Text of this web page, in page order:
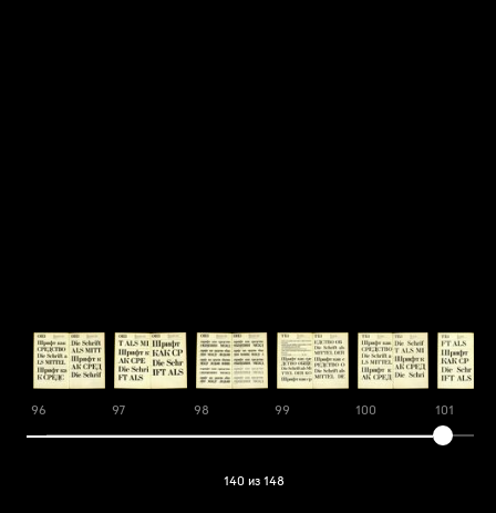
96 97 98 99 100 101
140 из 148